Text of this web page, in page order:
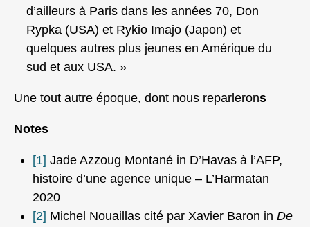
d’ailleurs à Paris dans les années 70, Don
Rypka (USA) et Rykio Imajo (Japon) et
quelques autres plus jeunes en Amérique du
sud et aux USA. »
Une tout autre époque, dont nous reparlerons
Notes
[1] Jade Azzoug Montané in D’Havas à l’AFP,
histoire d’une agence unique – L’Harmatan
2020
[2] Michel Nouaillas cité par Xavier Baron in De